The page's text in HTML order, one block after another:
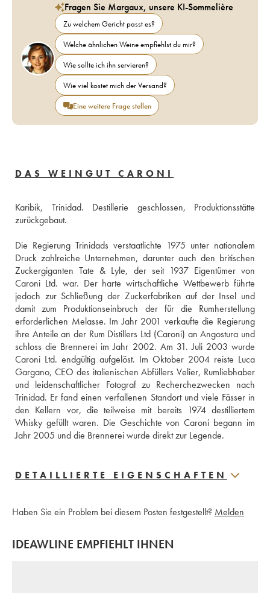
Fragen Sie Margaux, unsere KI-Sommelière
Zu welchem Gericht passt es?
Welche ähnlichen Weine empfiehlst du mir?
Wie sollte ich ihn servieren?
Wie viel kostet mich der Versand?
Eine weitere Frage stellen
DAS WEINGUT CARONI
Karibik, Trinidad. Destillerie geschlossen, Produktionsstätte
zurückgebaut.
Die Regierung Trinidads verstaatlichte 1975 unter nationalem
Druck zahlreiche Unternehmen, darunter auch den britischen
Zuckergiganten Tate & Lyle, der seit 1937 Eigentümer von
Caroni Ltd. war. Der harte wirtschaftliche Wettbewerb führte
jedoch zur Schließung der Zuckerfabriken auf der Insel und
damit zum Produktionseinbruch der für die Rumherstellung
erforderlichen Melasse. Im Jahr 2001 verkaufte die Regierung
ihre Anteile an der Rum Distillers Ltd (Caroni) an Angostura und
schloss die Brennerei im Jahr 2002. Am 31. Juli 2003 wurde
Caroni Ltd. endgültig aufgelöst. Im Oktober 2004 reiste Luca
Gargano, CEO des italienischen Abfüllers Velier, Rumliebhaber
und leidenschaftlicher Fotograf zu Recherchezwecken nach
Trinidad. Er fand einen verfallenen Standort und viele Fässer in
den Kellern vor, die teilweise mit bereits 1974 destilliertem
Whisky gefüllt waren. Die Geschichte von Caroni begann im
Jahr 2005 und die Brennerei wurde direkt zur Legende.
DETAILLIERTE EIGENSCHAFTEN
Haben Sie ein Problem bei diesem Posten festgestellt? Melden
IDEAWLINE EMPFIEHLT IHNEN